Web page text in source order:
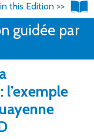
>>
guidée par
this Edition >>